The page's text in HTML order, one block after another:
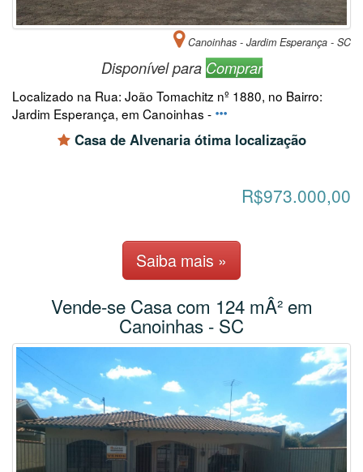
Canoinhas - Jardim Esperança - SC
Disponível para Comprar
Localizado na Rua: João Tomachitz nº 1880, no Bairro:
Jardim Esperança, em Canoinhas -
Casa de Alvenaria ótima localização
R$973.000,00
Saiba mais »
Vende-se Casa com 124 mÂ² em
Canoinhas - SC